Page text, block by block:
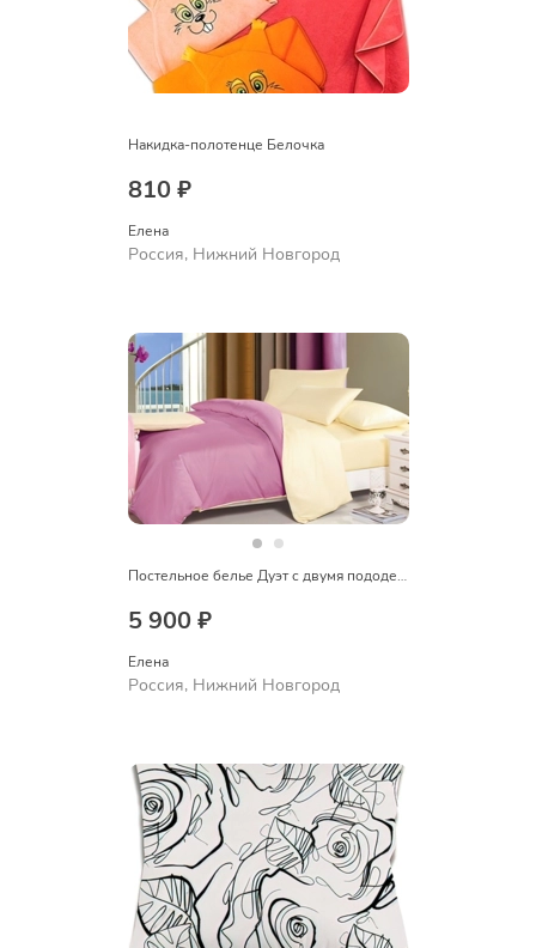
Накидка-полотенце Белочка
810 ₽
Елена
Россия, Нижний Новгород
Постельное белье Дуэт с двумя пододеяльниками
5 900 ₽
Елена
Россия, Нижний Новгород